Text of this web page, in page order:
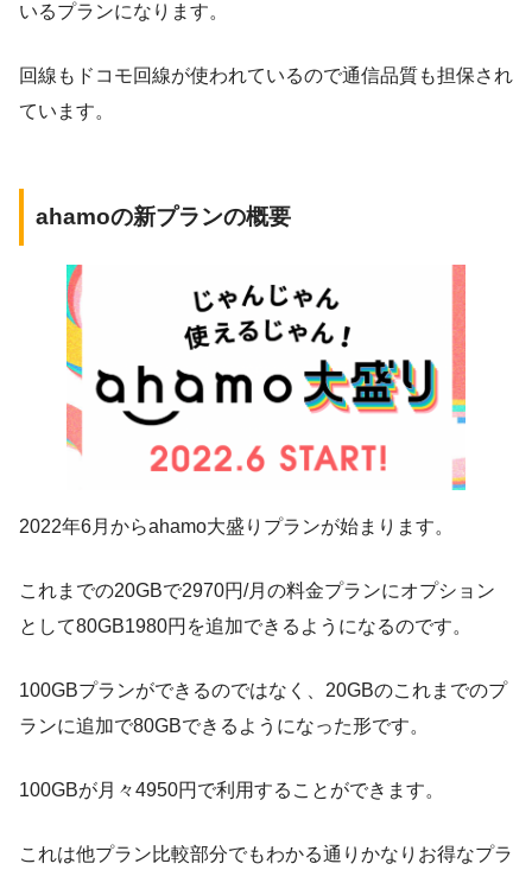
いるプランになります。
回線もドコモ回線が使われているので通信品質も担保され
ています。
ahamoの新プランの概要
2022年6月からahamo大盛りプランが始まります。
これまでの20GBで2970円/月の料金プランにオプション
として80GB1980円を追加できる ようになるのです。
100GBプランができるのではなく、 20GBのこれまでのプ
ランに追加で80GBできるようになった形です。
100GBが月々4950円で利用することができます。
これは他プラン比較部分でもわかる通りかなりお得なプラ